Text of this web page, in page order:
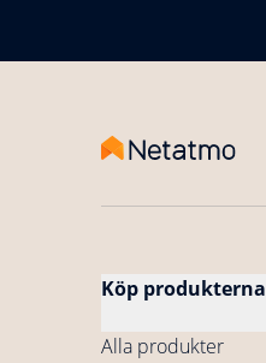
Köp produkterna
Alla produkter